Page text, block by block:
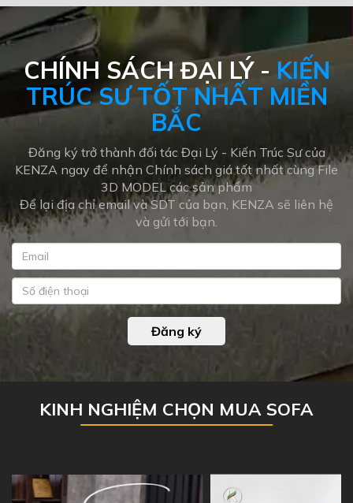
CHÍNH SÁCH ĐẠI LÝ - KIẾN
TRÚC SƯ TỐT NHẤT MIỀN
BẮC
Đăng ký trở thành đối tác Đại Lý - Kiến Trúc Sư của
KENZA ngay để nhận Chính sách giá tốt nhất cùng File
3D MODEL các sản phẩm
Để lại địa chỉ email và SDT của bạn, KENZA sẽ liên hệ
và gửi tới bạn.
Đăng ký
KINH NGHIỆM CHỌN MUA SOFA